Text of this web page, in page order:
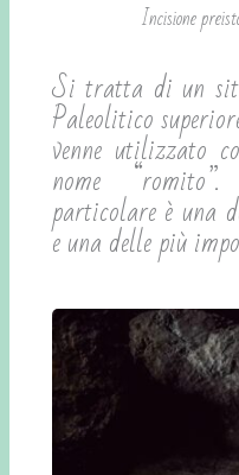
Incisione
Si tratta di un
Paleolitico
venne utilizzato
nome
particolare è una
e una delle più